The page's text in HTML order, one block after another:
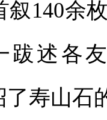
叙140余
跋述各
寿山石